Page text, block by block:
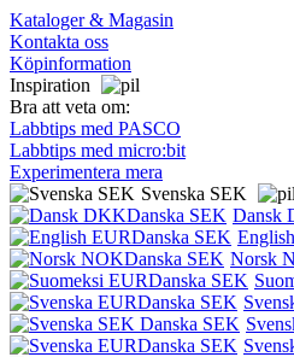
Kataloger & Magasin
Kontakta oss
Köpinformation
Inspiration
Bra att veta om:
Labbtips med PASCO
Labbtips med micro:bit
Experimentera mera
Svenska SEK
Dansk
Norsk